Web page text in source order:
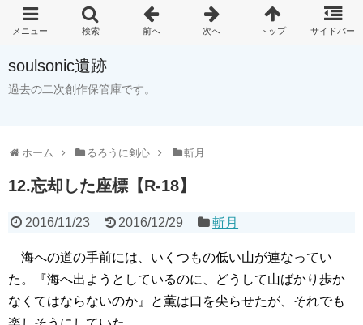
soulsonic遺跡
過去の二次創作保管庫です。
ホーム るろうに剣心 斬月
12.忘却した座標【R-18】
2016/11/23 2016/12/29 斬月
 海への道の手前には、いくつもの低い山が連なってい
た。『海へ出ようとしているのに、どうして山ばかり歩か
なくてはならないのか』と薫は口を尖らせたが、それでも